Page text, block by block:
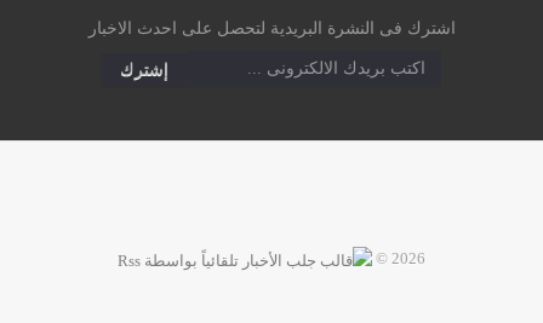
اشترك فى النشرة البريدية لتحصل على احدث الاخبار
2026 ©